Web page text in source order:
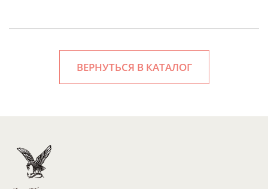
ВЕРНУТЬСЯ В КАТАЛОГ